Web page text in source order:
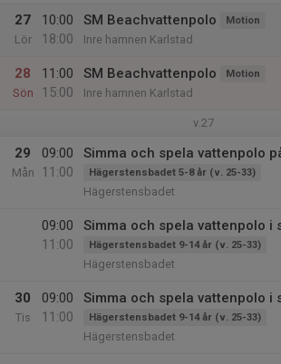
27
Lör
10:00
18:00
SM Beachvattenpolo Motion
Inre hamnen Karlstad
28
Sön
11:00
15:00
SM Beachvattenpolo Motion
Inre hamnen Karlstad
v.27
29
Mån
09:00
11:00
Simma och spela vattenpolo
Hägerstensbadet 5-8 år (v. 25-33)
Hägerstensbadet
09:00
11:00
Simma och spela vattenpolo i
Hägerstensbadet 9-14 år (v. 25-33)
Hägerstensbadet
30
Tis
09:00
11:00
Simma och spela vattenpolo i
Hägerstensbadet 9-14 år (v. 25-33)
Hägerstensbadet